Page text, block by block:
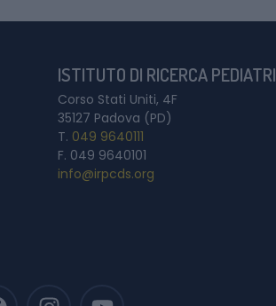
ISTITUTO DI RICERCA
Corso Stati Uniti, 4F
35127 Padova (PD)
T. 049 9640111
F. 049 9640101
info@irpcds.org